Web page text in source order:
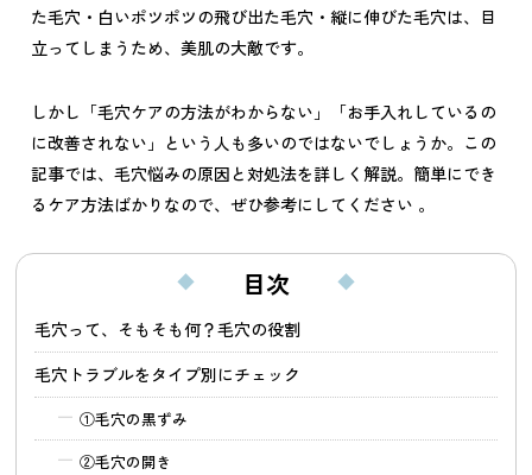
た毛穴・白いポツポツの飛び出た毛穴・縦に伸びた毛穴は、目
立ってしまうため、美肌の大敵です。
しかし「毛穴ケアの方法がわからない」「お手入れしているの
に改善されない」という人も多いのではないでしょうか。この
記事では、毛穴悩みの原因と対処法を詳しく解説。簡単にでき
るケア方法ばかりなので、ぜひ参考にしてください 。
目次
毛穴って、そもそも何？毛穴の役割
毛穴トラブルをタイプ別にチェック
①毛穴の黒ずみ
②毛穴の開き